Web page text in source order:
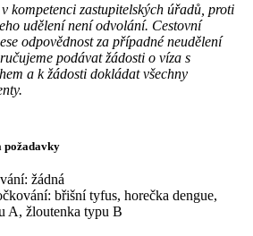
kompetenci zastupitelských úřadů, proti
udělení není odvolání. Cestovní
odpovědnost za případné neudělení
podávat žádosti o víza s
a k žádosti dokládat všechny
požadavky
žádná
břišní tyfus, horečka dengue,
A, žloutenka typu B